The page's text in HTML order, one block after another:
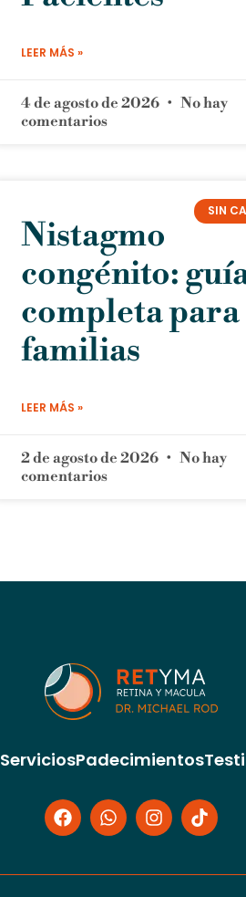
LEER MÁS »
4 de agosto de 2026
No hay
comentarios
SIN
Nistagmo
congénito:
completa para
familias
LEER MÁS »
2 de agosto de 2026
No hay
comentarios
ServiciosPadecimientos